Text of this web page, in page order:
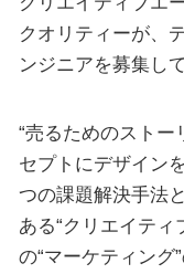
クオリティーが、
ンジニアを募集して
“売るためのストー
セプトにデザイン
つの課題解決手法
ある“クリエイティ
の“マーケティング